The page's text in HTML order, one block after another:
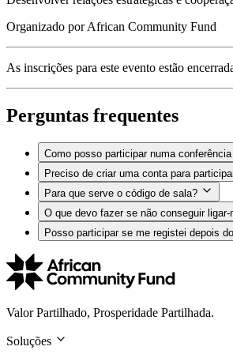
Organizado porAfrican Community Fund
As inscrições para este evento estão
Perguntas frequentes
Como posso participar numa
Preciso de criar uma conta para
Para que serve o código de sala?
O que devo fazer se não conseguir
Posso participar se me registei depois
Valor Partilhado, Prosperidade Partilhada.
Soluções